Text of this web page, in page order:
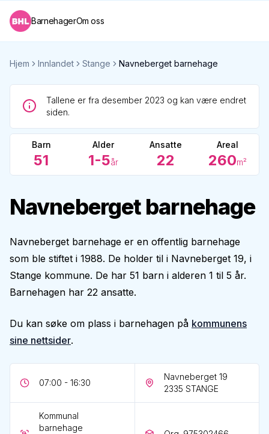
BarnehagerOm oss
Hjem Innlandet Stange Navneberget barnehage
Tallene er fra desember 2023 og kan være endret
siden.
Barn
51
Alder
1-5år
Ansatte
22
Areal
260m²
Navneberget barnehage
Navneberget barnehage er en offentlig barnehage
som ble stiftet i 1988. De holder til i Navneberget 19, i
Stange kommune. De har 51 barn i alderen 1 til 5 år.
Barnehagen har 22 ansatte.
Du kan søke om plass i barnehagen på kommunens
sine nettsider.
07:00 - 16:30
Navneberget 19
2335 STANGE
Kommunal
barnehage